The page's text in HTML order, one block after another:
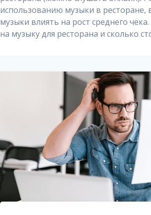
использованию музыки в
музыки влиять на рост среднего
на музыку для ресторана и сколько